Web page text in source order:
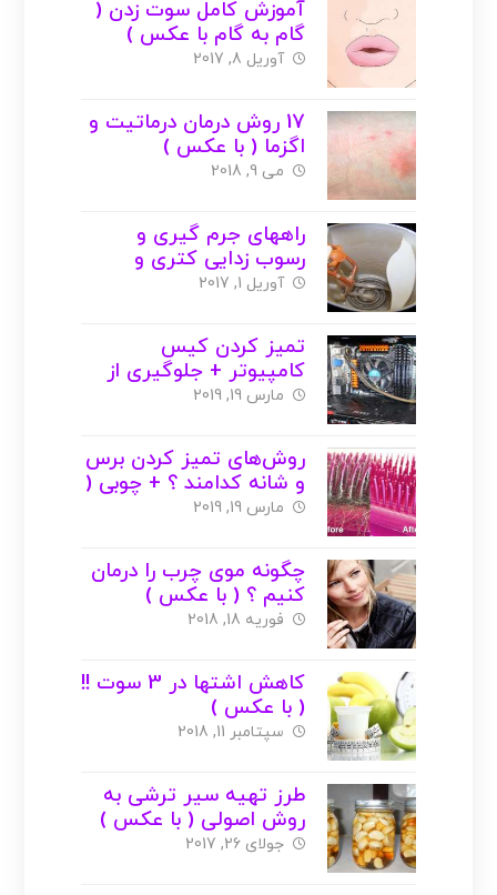
آموزش کامل سوت زدن (
گام به گام با عکس )
آوریل 8, 2017
17 روش درمان درماتیت و
اگزما ( با عکس )
می 9, 2018
راههای جرم گیری و
رسوب زدایی کتری و
سماور ( با عکس )
آوریل 1, 2017
تمیز کردن کیس
کامپیوتر + جلوگیری از
خاک گرفتن ( با عکس )
مارس 19, 2019
روش‌های تمیز کردن برس
و شانه کدامند ؟ + چوبی (
با عکس )
مارس 19, 2019
چگونه موی چرب را درمان
کنیم ؟ ( با عکس )
فوریه 18, 2018
کاهش اشتها در 3 سوت !!
( با عکس )
سپتامبر 11, 2018
طرز تهیه سیر ترشی به
روش اصولی ( با عکس )
جولای 26, 2017